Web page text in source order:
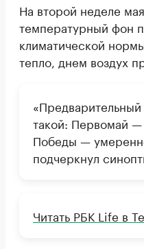
На второй неделе
температурный фон
климатической
тепло, днем воздух
такой: Первомай
Победы —
подчеркнул
Читать РБК Life в